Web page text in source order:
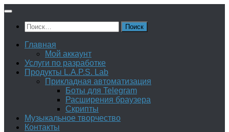
Перейти
содержимому
Найти:
Главная
Мой аккаунт
Услуги по разработке
Продукты L.A.P.S. Lab
Прикладная автоматизация
Боты для Telegram
Расширения браузера
Скрипты
Музыкальное творчество
Контакты